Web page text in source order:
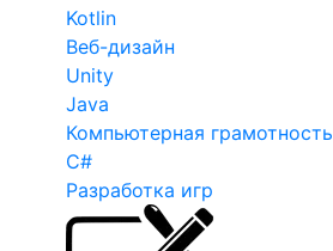
Kotlin
Веб-дизайн
Unity
Java
Компьютерная грамотность
C#
Разработка игр